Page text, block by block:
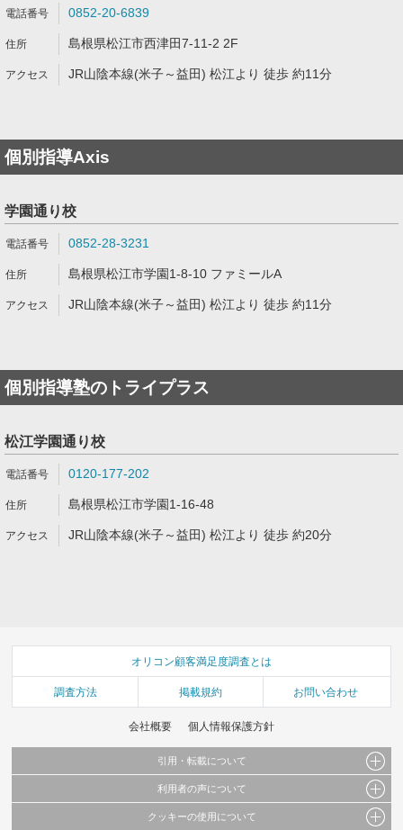
0852-20-6839
島根県松江市西津田7-11-2 2F
JR山陰本線(米子～益田) 松江より 徒歩 約11分
個別指導Axis
学園通り校
0852-28-3231
島根県松江市学園1-8-10 ファミールA
JR山陰本線(米子～益田) 松江より 徒歩 約11分
個別指導塾のトライプラス
松江学園通り校
0120-177-202
島根県松江市学園1-16-48
JR山陰本線(米子～益田) 松江より 徒歩 約20分
オリコン顧客満足度調査とは
調査方法 掲載規約 お問い合わせ
会社概要 個人情報保護方針
引用・転載について
当サイトで公開されている情報（文字、写真、イラスト、画像データ等）及びこれらの配
これらの情報を権利者の許可なく無断転載・複製などの二次利用を行うことは固く禁じて
利用者の声について
当サイトに掲載している内容はすべてサービスの利用者が提出された見解・感想です。
クッキーの使用について